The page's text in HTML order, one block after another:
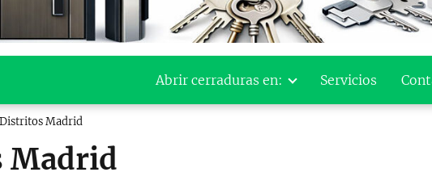
Abrir cerraduras en: Servicios
Distritos Madrid
Madrid